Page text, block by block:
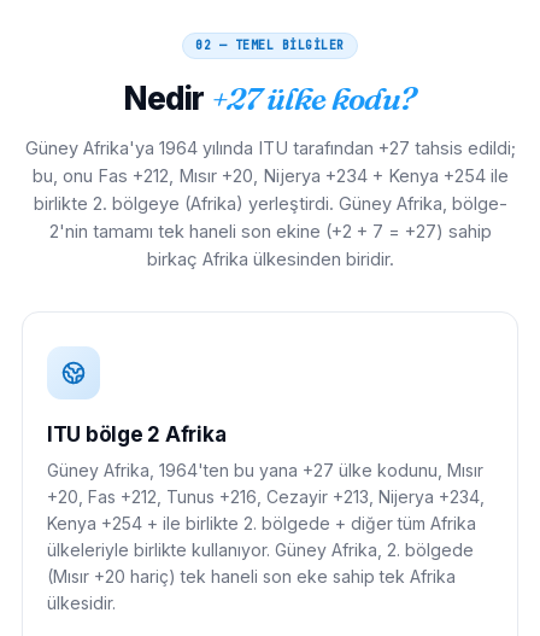
02 — TEMEL BİLGİLER
Nedir +27 ülke kodu?
Güney Afrika'ya 1964 yılında ITU tarafından +27 tahsis edildi;
bu, onu Fas +212, Mısır +20, Nijerya +234 + Kenya +254 ile
birlikte 2. bölgeye (Afrika) yerleştirdi. Güney Afrika, bölge-
2'nin tamamı tek haneli son ekine (+2 + 7 = +27) sahip
birkaç Afrika ülkesinden biridir.
ITU bölge 2 Afrika
Güney Afrika, 1964'ten bu yana +27 ülke kodunu, Mısır
+20, Fas +212, Tunus +216, Cezayir +213, Nijerya +234,
Kenya +254 + ile birlikte 2. bölgede + diğer tüm Afrika
ülkeleriyle birlikte kullanıyor. Güney Afrika, 2. bölgede
(Mısır +20 hariç) tek haneli son eke sahip tek Afrika
ülkesidir.